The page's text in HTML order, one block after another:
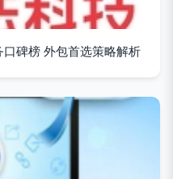
碑榜 外包首选策略解析